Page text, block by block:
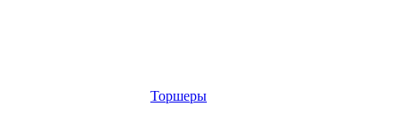
Торшеры